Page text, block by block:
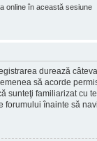
online în această sesiune
durează
să acorde
sunteţi familiarizat cu
forumului înainte să